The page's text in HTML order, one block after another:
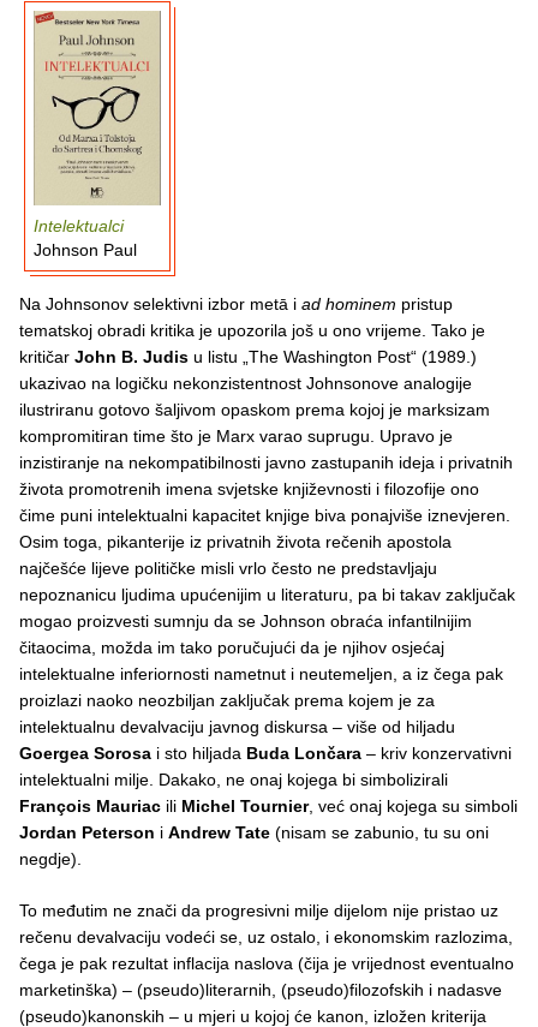
Intelektualci
Johnson Paul
Na Johnsonov selektivni izbor metā i ad hominem pristup
tematskoj obradi kritika je upozorila još u ono vrijeme. Tako je
kritičar John B. Judis u listu „The Washington Post“ (1989.)
ukazivao na logičku nekonzistentnost Johnsonove analogije
ilustriranu gotovo šaljivom opaskom prema kojoj je marksizam
kompromitiran time što je Marx varao suprugu. Upravo je
inzistiranje na nekompatibilnosti javno zastupanih ideja i privatnih
života promotrenih imena svjetske književnosti i filozofije ono
čime puni intelektualni kapacitet knjige biva ponajviše iznevjeren.
Osim toga, pikanterije iz privatnih života rečenih apostola
najčešće lijeve političke misli vrlo često ne predstavljaju
nepoznanicu ljudima upućenijim u literaturu, pa bi takav zaključak
mogao proizvesti sumnju da se Johnson obraća infantilnijim
čitaocima, možda im tako poručujući da je njihov osjećaj
intelektualne inferiornosti nametnut i neutemeljen, a iz čega pak
proizlazi naoko neozbiljan zaključak prema kojem je za
intelektualnu devalvaciju javnog diskursa – više od hiljadu
Goergea Sorosa i sto hiljada Buda Lončara – kriv konzervativni
intelektualni milje. Dakako, ne onaj kojega bi simbolizirali
François Mauriac ili Michel Tournier, već onaj kojega su simboli
Jordan Peterson i Andrew Tate (nisam se zabunio, tu su oni
negdje).
To međutim ne znači da progresivni milje dijelom nije pristao uz
rečenu devalvaciju vodeći se, uz ostalo, i ekonomskim razlozima,
čega je pak rezultat inflacija naslova (čija je vrijednost eventualno
marketinška) – (pseudo)literarnih, (pseudo)filozofskih i nadasve
(pseudo)kanonskih – u mjeri u kojoj će kanon, izložen kriterija